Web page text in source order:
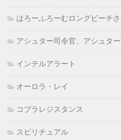
はろーふろーむロングビーチ
アシュター司令官、アシュタ
インテルアラート
オーロラ・レイ
コブラレジスタンス
スピリチュアル